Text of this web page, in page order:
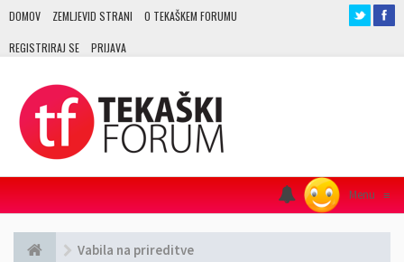
DOMOV ZEMLJEVID STRANI O TEKAŠKEM FORUMU
REGISTRIRAJ SE PRIJAVA
Menu ≡
Vabila na prireditve